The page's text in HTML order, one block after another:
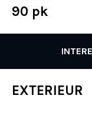
90 pk
EXTERIEUR